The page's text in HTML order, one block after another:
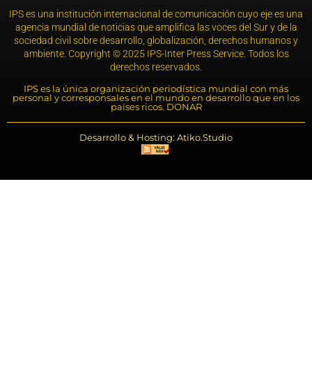
IPS es una institución internacional de comunicación cuyo eje es una
agencia mundial de noticias que amplifica las voces del Sur y de la
sociedad civil sobre desarrollo, globalización, derechos humanos y
ambiente. Copyright © 2025 IPS-Inter Press Service. Todos los
derechos reservados.
IPS es la única organización periodística mundial con más
personal y corresponsales en el mundo en desarrollo que en los
países ricos. DONAR
Desarrollo & Hosting: Atiko.Studio